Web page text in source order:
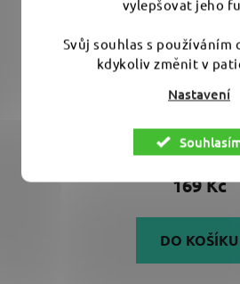
vylepšovat jeho
Svůj souhlas s používáním
kdykoliv změnit v
Nastavení
Liquid Elements Cleandot
rukavice z
Skladem(>10
169 Kč
DO KOŠÍKU